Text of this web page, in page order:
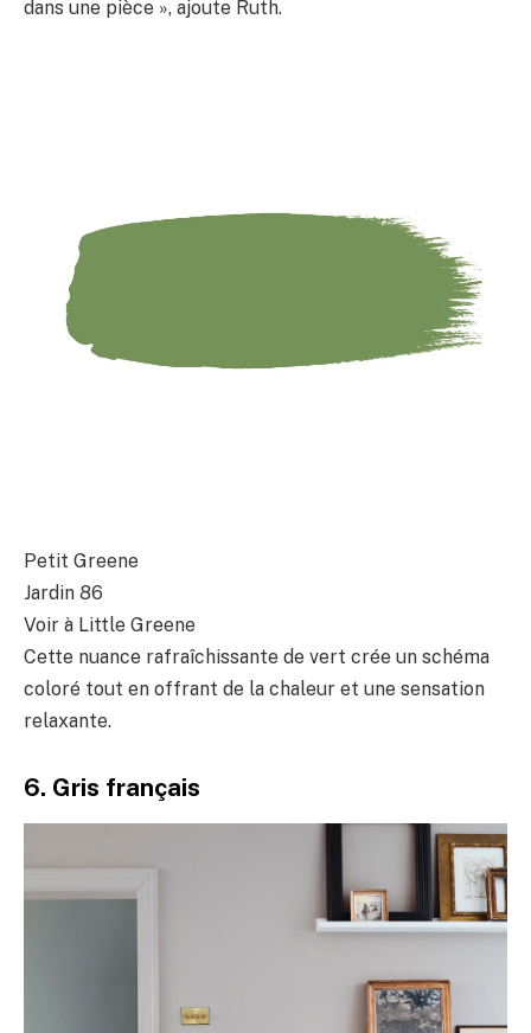
dans une pièce », ajoute Ruth.
Petit Greene
Jardin 86
Voir à Little Greene
Cette nuance rafraîchissante de vert crée un schéma
coloré tout en offrant de la chaleur et une sensation
relaxante.
6. Gris français